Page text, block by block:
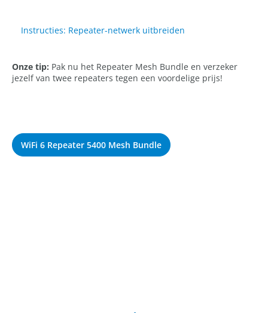
Instructies: Repeater-netwerk uitbreiden
Onze tip: Pak nu het Repeater Mesh Bundle en verzeker
jezelf van twee repeaters tegen een voordelige prijs!
WiFi 6 Repeater 5400 Mesh Bundle